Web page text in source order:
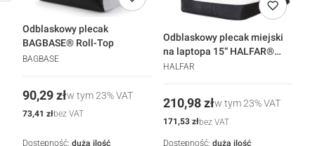
Odblaskowy plecak
BAGBASE® Roll-Top
BAGBASE
Cena
90,29 złw tym23%VAT
Cena
73,41 złbez VAT
Dostępność: duża ilość
Odblaskowy plecak miejski
na laptopa 15“ HALFAR®
Reflex
HALFAR
Cena
210,98 złw tym23%VAT
Cena
171,53 złbez VAT
Dostępność: duża ilość